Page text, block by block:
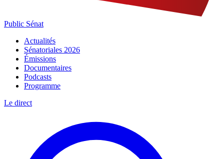
Public Sénat
Actualités
Sénatoriales 2026
Émissions
Documentaires
Podcasts
Programme
Le direct